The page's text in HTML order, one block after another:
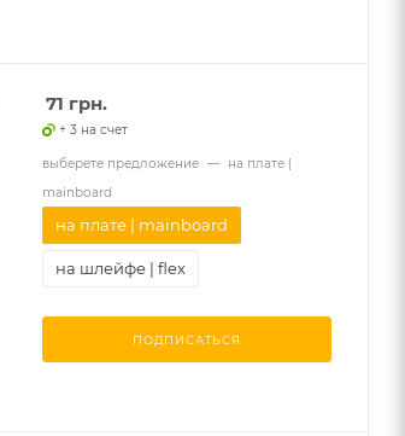
71 грн.
+ 3 на счет
выберете предложение —
на плате |
mainboard
на плате | mainboard
на шлейфе | flex
ПОДПИСАТЬСЯ